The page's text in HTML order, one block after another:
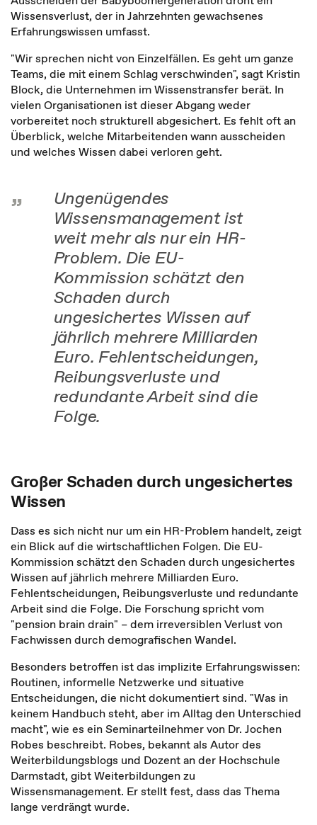
Wissensverlust, der in Jahrzehnten gewachsenes
Erfahrungswissen umfasst.
"Wir sprechen nicht von Einzelfällen. Es geht um ganze
Teams, die mit einem Schlag verschwinden", sagt Kristin
Block, die Unternehmen im Wissenstransfer berät. In
vielen Organisationen ist dieser Abgang weder
vorbereitet noch strukturell abgesichert. Es fehlt oft an
Überblick, welche Mitarbeitenden wann ausscheiden
und welches Wissen dabei verloren geht.
Ungenügendes
Wissensmanagement ist
weit mehr als nur ein HR-
Problem. Die EU-
Kommission schätzt den
Schaden durch
ungesichertes Wissen auf
jährlich mehrere Milliarden
Euro. Fehlentscheidungen,
Reibungsverluste und
redundante Arbeit sind die
Folge.
Großer Schaden durch ungesichertes
Wissen
Dass es sich nicht nur um ein HR-Problem handelt, zeigt
ein Blick auf die wirtschaftlichen Folgen. Die EU-
Kommission schätzt den Schaden durch ungesichertes
Wissen auf jährlich mehrere Milliarden Euro.
Fehlentscheidungen, Reibungsverluste und redundante
Arbeit sind die Folge. Die Forschung spricht vom
"pension brain drain" – dem irreversiblen Verlust von
Fachwissen durch demografischen Wandel.
Besonders betroffen ist das implizite Erfahrungswissen:
Routinen, informelle Netzwerke und situative
Entscheidungen, die nicht dokumentiert sind. "Was in
keinem Handbuch steht, aber im Alltag den Unterschied
macht", wie es ein Seminarteilnehmer von Dr. Jochen
Robes beschreibt. Robes, bekannt als Autor des
Weiterbildungsblogs und Dozent an der Hochschule
Darmstadt, gibt Weiterbildungen zu
Wissensmanagement. Er stellt fest, dass das Thema
lange verdrängt wurde.